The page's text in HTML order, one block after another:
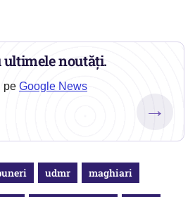
noutăți.
pe Google News
→
udmr maghiari